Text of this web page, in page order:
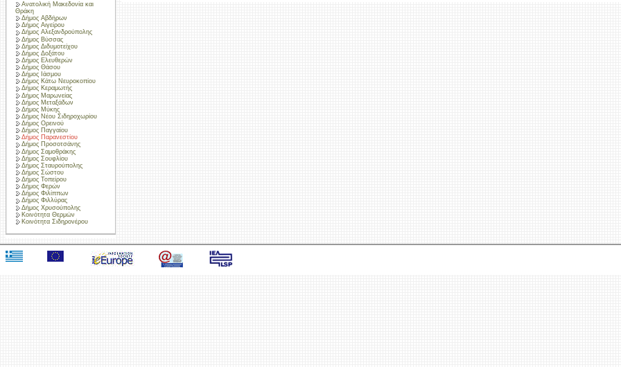
Ανατολική Μακεδονία και
Θράκη
Δήμος Αβδήρων
Δήμος Αιγείρου
Δήμος Αλεξανδρούπολης
Δήμος Βύσσας
Δήμος Διδυμοτείχου
Δήμος Δοξάτου
Δήμος Ελευθερών
Δήμος Θάσου
Δήμος Ιάσμου
Δήμος Κάτω Νευροκοπίου
Δήμος Κεραμωτής
Δήμος Μαρωνείας
Δήμος Μεταξάδων
Δήμος Μύκης
Δήμος Νέου Σιδηροχωρίου
Δήμος Ορεινού
Δήμος Παγγαίου
Δήμος Παρανεστίου
Δήμος Προσοτσάνης
Δήμος Σαμοθράκης
Δήμος Σουφλίου
Δήμος Σταυρούπολης
Δήμος Σώστου
Δήμος Τοπείρου
Δήμος Φερών
Δήμος Φιλίππων
Δήμος Φιλλύρας
Δήμος Χρυσούπολης
Κοινότητα Θερμών
Κοινότητα Σιδηρονέρου